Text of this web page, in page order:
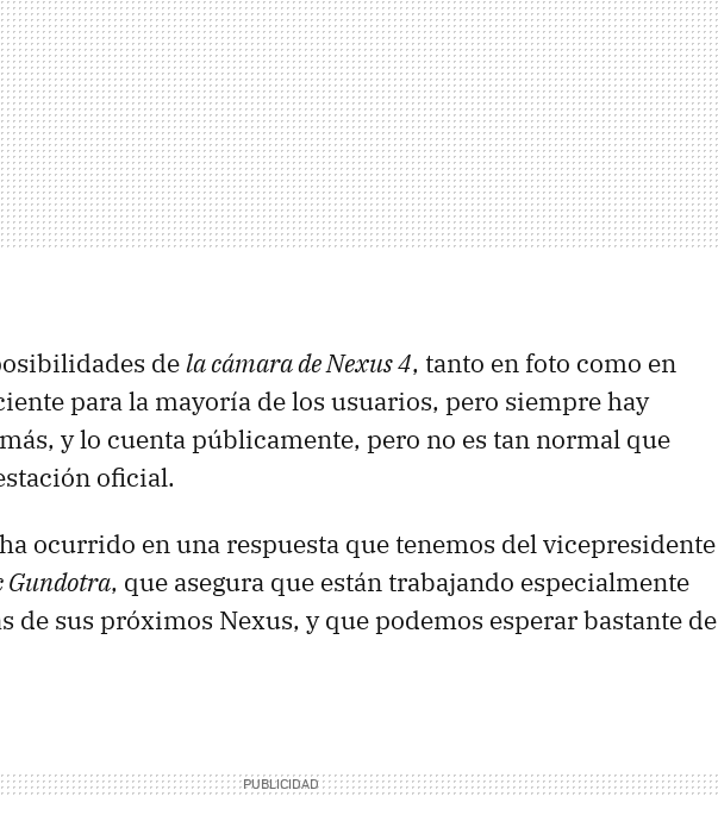
dela cámara de Nexus 4, tanto en foto como en
para la mayoría de los usuarios, pero siempre hay
y lo cuenta públicamente, pero no es tan normal que
oficial.
ocurrido en una respuesta que tenemos del vicepresidente
Gundotra, que asegura que están trabajando especialmente
de sus próximos Nexus, y que podemos esperar bastante de